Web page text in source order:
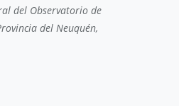
del Observatorio de
del Neuquén,